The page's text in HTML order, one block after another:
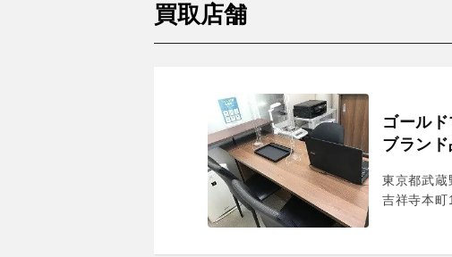
買取店舗
ゴール
ブラン
東京都武蔵
吉祥寺本